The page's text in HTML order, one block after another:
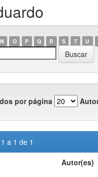
N O P Q R S T U
por página
a 1 de 1
Autor(es)